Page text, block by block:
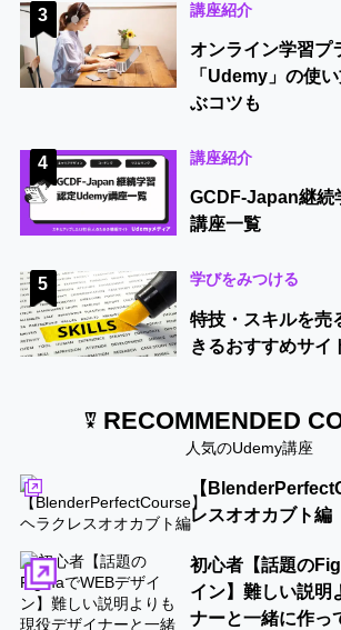
3 講座紹介
オンライン学習プ
「Udemy」の使
ぶコツも
4 講座紹介
GCDF-Japan継続
講座一覧
5 学びをみつける
特技・スキルを売
きるおすすめサイ
RECOMMENDED
人気のUdemy講座
【
レスオオカブト編
初心者【話題の
イン】難しい説明
ナーと一緒に作っ